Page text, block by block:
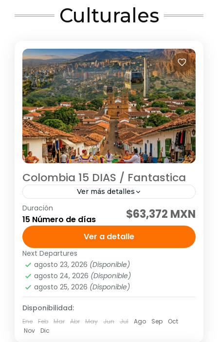
Culturales
Colombia 15 DIAS / Fantastica
Ver más detalles
Visitando: Bogotá, Medellín, Pereira, Santa
Marta, Ciudad Perdida, Cartagena Días de
operación: Diario hasta el 14 de diciembre
de 2026 Tarifa no aplica para puentes...
América,Sudamérica
2 People
Duración
15 Número de días $63,372 MXN
Ver a detalle
Next Departures
agosto 23, 2026 (Disponible)
agosto 24, 2026 (Disponible)
agosto 25, 2026 (Disponible)
Disponibilidad:
Ene Feb Mar Abr May Jun Jul Ago Sep
Oct
Nov
Dic